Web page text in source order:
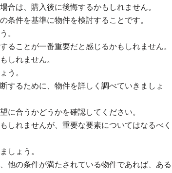
合は、購入後に後悔するかもしれません。
条件を基準に物件を検討することです。
。
ることが一番重要だと感じるかもしれません。
しれません。
う。
するために、物件を詳しく調べていきましょ
に合うかどうかを確認してください。
しれませんが、重要な要素についてはなるべく
しょう。
他の条件が満たされている物件であれば、ある